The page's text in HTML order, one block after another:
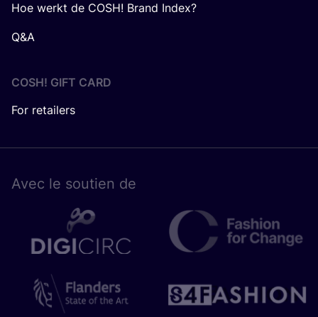
Hoe werkt de COSH! Brand Index?
Q&A
COSH! GIFT CARD
For retailers
Avec le sou­tien de